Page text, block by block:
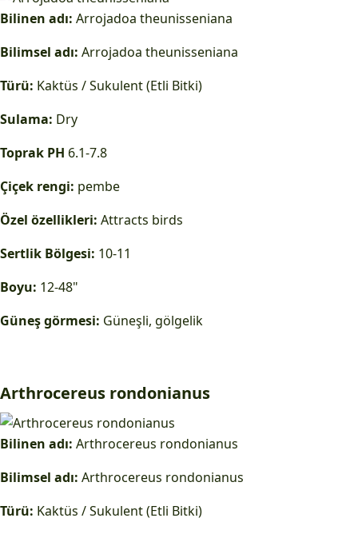
Bilinen adı: Arrojadoa theunisseniana
Bilimsel adı: Arrojadoa theunisseniana
Türü: Kaktüs / Sukulent (Etli Bitki)
Sulama: Dry
Toprak PH 6.1-7.8
Çiçek rengi: pembe
Özel özellikleri: Attracts birds
Sertlik Bölgesi: 10-11
Boyu: 12-48"
Güneş görmesi: Güneşli, gölgelik
Arthrocereus rondonianus
Bilinen adı: Arthrocereus rondonianus
Bilimsel adı: Arthrocereus rondonianus
Türü: Kaktüs / Sukulent (Etli Bitki)